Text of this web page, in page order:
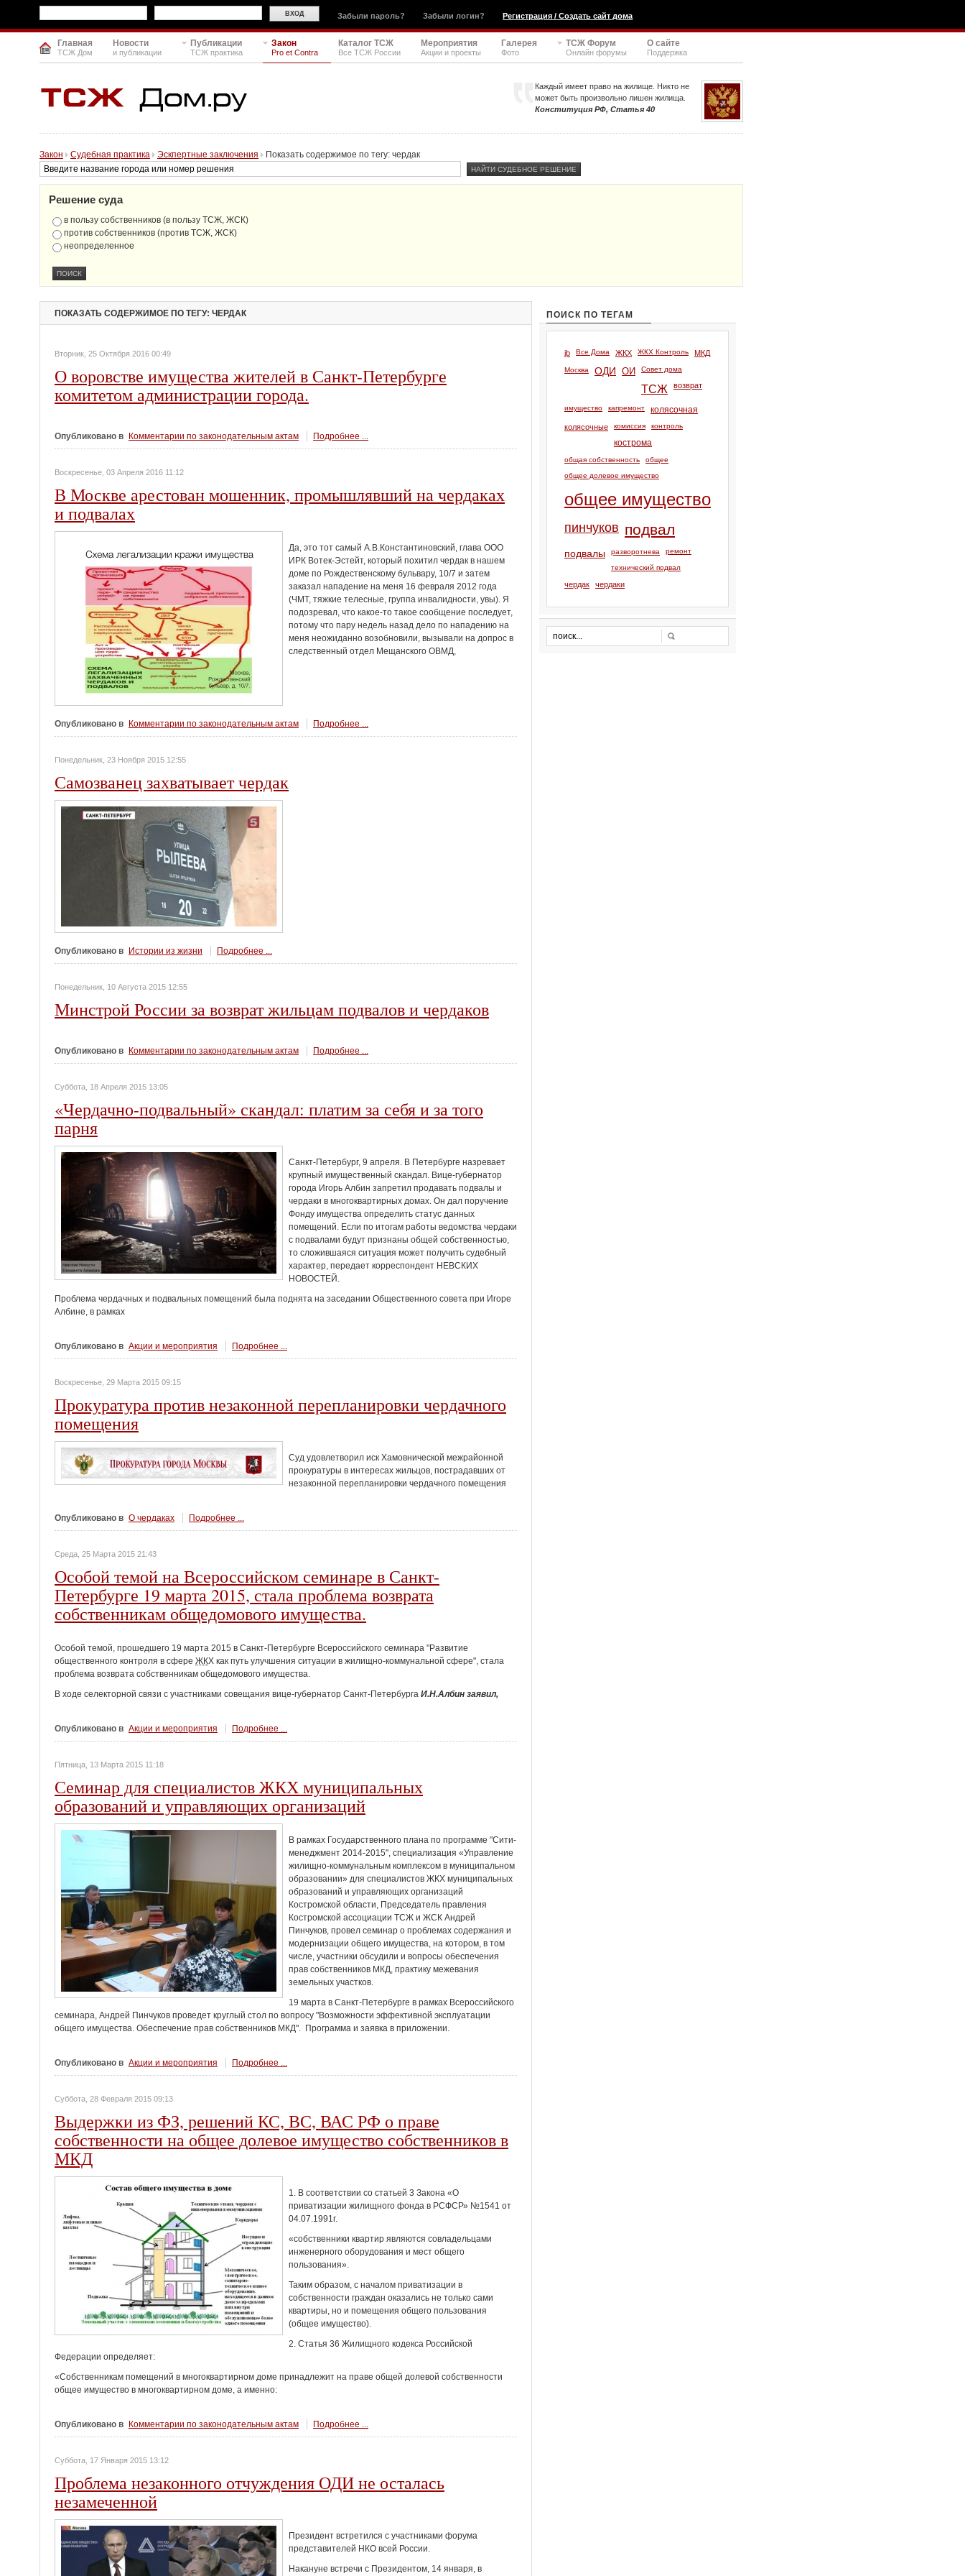
Забыли пароль? Забыли логин? Регистрация / Создать сайт дома
Главная
ТСЖ Дом
Новости
и публикации
Публикации
ТСЖ практика
Закон
Pro et Contra
Каталог ТСЖ
Все ТСЖ России
Мероприятия
Акции и проекты
Галерея
Фото
ТСЖ Форум
Онлайн форумы
О сайте
Поддержка
Каждый имеет право на жилище. Никто не
может быть произвольно лишен жилища.
Конституция РФ, Статья 40
Закон Судебная практика Эскпертные заключения Показать содержимое по тегу: чердак
Решение суда
в пользу собственников (в пользу ТСЖ, ЖСК)
против собственников (против ТСЖ, ЖСК)
неопределенное
ПОКАЗАТЬ СОДЕРЖИМОЕ ПО ТЕГУ: ЧЕРДАК
Вторник, 25 Октября 2016 00:49
О воровстве имущества жителей в Санкт-Петербурге
комитетом администрации города.
Опубликовано в Комментарии по законодательным актам Подробнее ...
Воскресенье, 03 Апреля 2016 11:12
В Москве арестован мошенник, промышлявший на чердаках
и подвалах
Да, это тот самый А.В.Константиновский, глава ООО
ИРК Вотек-Эстейт, который похитил чердак в нашем
доме по Рождественскому бульвару, 10/7 и затем
заказал нападение на меня 16 февраля 2012 года
(ЧМТ, тяжкие телесные, группа инвалидности, увы). Я
подозревал, что какое-то такое сообщение последует,
потому что пару недель назад дело по нападению на
меня неожиданно возобновили, вызывали на допрос в
следственный отдел Мещанского ОВМД,
Опубликовано в Комментарии по законодательным актам Подробнее ...
Понедельник, 23 Ноября 2015 12:55
Самозванец захватывает чердак
Опубликовано в Истории из жизни Подробнее ...
Понедельник, 10 Августа 2015 12:55
Минстрой России за возврат жильцам подвалов и чердаков
Опубликовано в Комментарии по законодательным актам Подробнее ...
Суббота, 18 Апреля 2015 13:05
«Чердачно-подвальный» скандал: платим за себя и за того
парня
Санкт-Петербург, 9 апреля. В Петербурге назревает
крупный имущественный скандал. Вице-губернатор
города Игорь Албин запретил продавать подвалы и
чердаки в многоквартирных домах. Он дал поручение
Фонду имущества определить статус данных
помещений. Если по итогам работы ведомства чердаки
с подвалами будут признаны общей собственностью,
то сложившаяся ситуация может получить судебный
характер, передает корреспондент НЕВСКИХ
НОВОСТЕЙ.
Проблема чердачных и подвальных помещений была поднята на заседании Общественного совета при Игоре
Албине, в рамках
Опубликовано в Акции и мероприятия Подробнее ...
Воскресенье, 29 Марта 2015 09:15
Прокуратура против незаконной перепланировки чердачного
помещения
Суд удовлетворил иск Хамовнической межрайонной
прокуратуры в интересах жильцов, пострадавших от
незаконной перепланировки чердачного помещения
Опубликовано в О чердаках Подробнее ...
Среда, 25 Марта 2015 21:43
Особой темой на Всероссийском семинаре в Санкт-
Петербурге 19 марта 2015, стала проблема возврата
собственникам общедомового имущества.
Особой темой, прошедшего 19 марта 2015 в Санкт-Петербурге Всероссийского семинара "Развитие
общественного контроля в сфере ЖКХ как путь улучшения ситуации в жилищно-коммунальной сфере", стала
проблема возврата собственникам общедомового имущества.
В ходе селекторной связи с участниками совещания вице-губернатор Санкт-Петербурга И.Н.Албин заявил,
Опубликовано в Акции и мероприятия Подробнее ...
Пятница, 13 Марта 2015 11:18
Семинар для специалистов ЖКХ муниципальных
образований и управляющих организаций
В рамках Государственного плана по программе "Сити-
менеджмент 2014-2015", специализация «Управление
жилищно-коммунальным комплексом в муниципальном
образовании» для специалистов ЖКХ муниципальных
образований и управляющих организаций
Костромской области, Председатель правления
Костромской ассоциации ТСЖ и ЖСК Андрей
Пинчуков, провел семинар о проблемах содержания и
модернизации общего имущества, на котором, в том
числе, участники обсудили и вопросы обеспечения
прав собственников МКД, практику межевания
земельных участков.
19 марта в Санкт-Петербурге в рамках Всероссийского
семинара, Андрей Пинчуков проведет круглый стол по вопросу "Возможности эффективной эксплуатации
общего имущества. Обеспечение прав собственников МКД". Программа и заявка в приложении.
Опубликовано в Акции и мероприятия Подробнее ...
Суббота, 28 Февраля 2015 09:13
Выдержки из ФЗ, решений КС, ВС, ВАС РФ о праве
собственности на общее долевое имущество собственников в
МКД
1. В соответствии со статьей 3 Закона «О
приватизации жилищного фонда в РСФСР» №1541 от
04.07.1991г.
«собственники квартир являются совладельцами
инженерного оборудования и мест общего
пользования».
Таким образом, с началом приватизации в
собственности граждан оказались не только сами
квартиры, но и помещения общего пользования
(общее имущество).
2. Статья 36 Жилищного кодекса Российской
Федерации определяет:
«Собственникам помещений в многоквартирном доме принадлежит на праве общей долевой собственности
общее имущество в многоквартирном доме, а именно:
Опубликовано в Комментарии по законодательным актам Подробнее ...
Суббота, 17 Января 2015 13:12
Проблема незаконного отчуждения ОДИ не осталась
незамеченной
Президент встретился с участниками форума
представителей НКО всей России.
Накануне встречи с Президентом, 14 января, в
ПОИСК ПО ТЕГАМ
jb Все Дома ЖКХ ЖКХ Контроль МКД
Москва ОДИ ОИ Совет дома
ТСЖ возврат
имущество капремонт колясочная
колясочные комиссия контроль
кострома
общая собственность
общее
общее долевое имущество
общее имущество
пинчуков подвал
подвалы разворотнева ремонт
технический подвал
чердак чердаки